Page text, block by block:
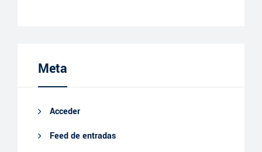
Meta
Acceder
Feed de entradas